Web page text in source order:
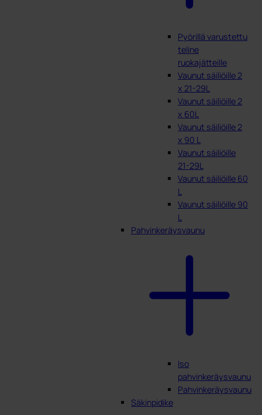
Pyörillä varustettu
teline
ruokajätteille
Vaunut säiliöille 2
x 21-29L
Vaunut säiliöille 2
x 60L
Vaunut säiliöille 2
x 90 L
Vaunut säiliöille
21-29L
Vaunut säiliöille 60
L
Vaunut säiliöille 90
L
Pahvinkeräysvaunu
Iso
pahvinkeräysvaunu
Pahvinkeräysvaunu
Säkinpidike